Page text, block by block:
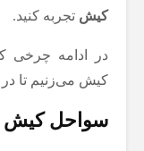
کیش تجربه کنید.
در ادامه چرخی
کیش می‌زنیم تا در
سواحل کیش